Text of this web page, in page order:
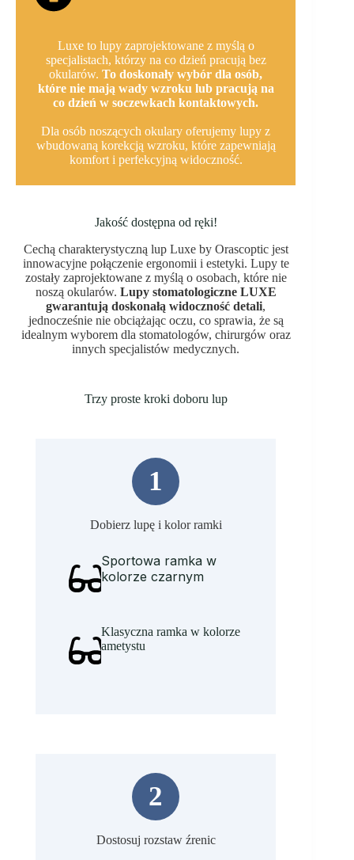
Luxe to lupy zaprojektowane z myślą o
specjalistach, którzy na co dzień pracują bez
okularów.To doskonały wybór dla osób,
które nie mają wady wzroku lub pracują na
co dzień w soczewkach kontaktowych.
Dla osób noszących okulary oferujemy lupy z
wbudowaną korekcją wzroku, które zapewniają
komfort i perfekcyjną widoczność.
Jakość dostępna od ręki!
Cechą charakterystyczną lup Luxe by Orascoptic jest
innowacyjne połączenie ergonomii i estetyki. Lupy te
zostały zaprojektowane z myślą o osobach, które nie
noszą okularów. Lupy stomatologiczne LUXE
gwarantują doskonałą widoczność detali,
jednocześnie nie obciążając oczu, co sprawia, że są
idealnym wyborem dla stomatologów, chirurgów oraz
innych specjalistów medycznych.
Trzy proste kroki doboru lup
1
Dobierz lupę i kolor ramki
Sportowa ramka w
kolorze czarnym
Klasyczna ramka w kolorze
ametystu
2
Dostosuj rozstaw źrenic